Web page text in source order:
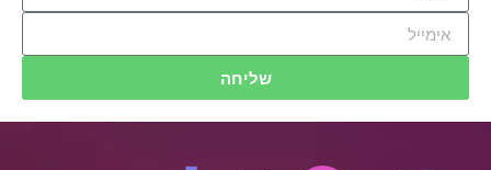
שליחה